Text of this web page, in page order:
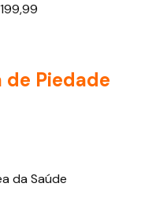
de Piedade
da Saúde